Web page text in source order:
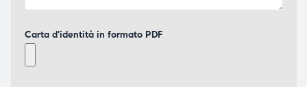
Carta d'identità in formato PDF